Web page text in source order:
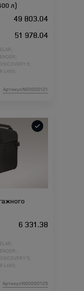
л)
49 803.04
51 978.04
5;
L460;
Артикул:N00000121
6 331.38
5;
L460;
Артикул:N00000125